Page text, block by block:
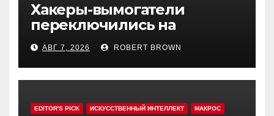
Хакеры-вымогатели
переключились на
инвестфонды с Уолл-стрит
АВГ 7, 2026 ROBERT BROWN
EDITOR'S PICK ИСКУССТВЕННЫЙ ИНТЕЛЛЕКТ МАКРОС